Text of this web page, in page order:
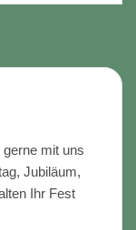
mit uns
Jubiläum,
Ihr Fest